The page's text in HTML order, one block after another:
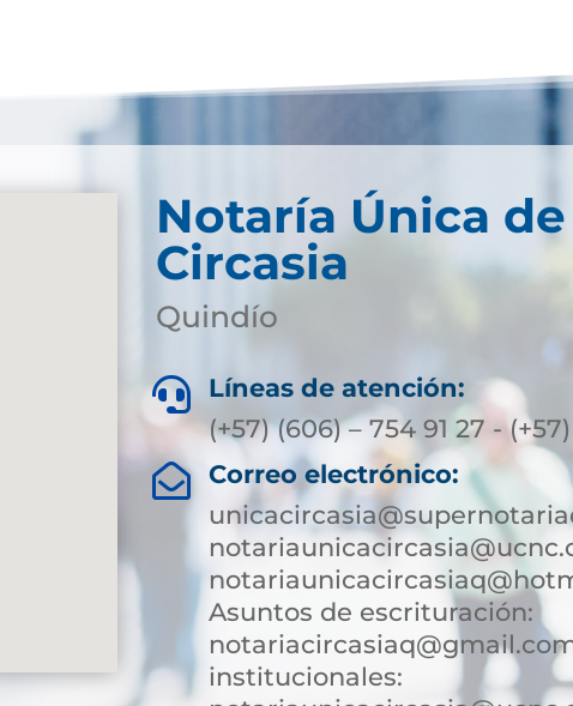
Notaría Única de
Circasia
Quindío

Líneas de atención:
(+57) (606) – 754 91 27 -
 Correo electrónico:
Asuntos de escrituración:
institucionales: